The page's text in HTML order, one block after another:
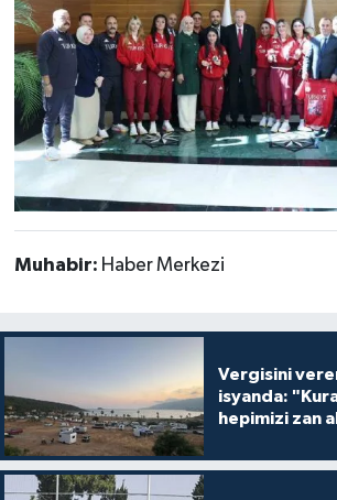
Muhabir: Haber Merkezi
Vergisini
isyanda:
hepimizi zan